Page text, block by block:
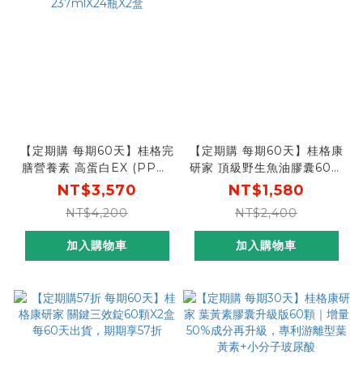
【定期購 每期60天】桂格完
膳營養素 高蛋白EX (PP瓶)
237mlX24瓶X2盒
NT$3,570
NT$4,200
加入購物車
【定期購 每期60天】桂格康
研家 頂級野生魚油膠囊60顆
X2盒
NT$1,580
NT$2,400
加入購物車